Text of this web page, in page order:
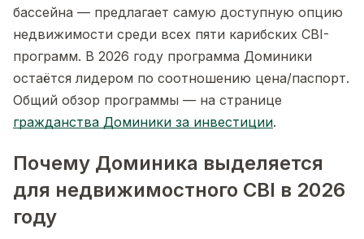
бассейна — предлагает самую доступную опцию
недвижимости среди всех пяти карибских CBI-
программ. В 2026 году программа Доминики
остаётся лидером по соотношению цена/паспорт.
Общий обзор программы — на странице
гражданства Доминики за инвестиции.
Почему Доминика выделяется
для недвижимостного CBI в 2026
году